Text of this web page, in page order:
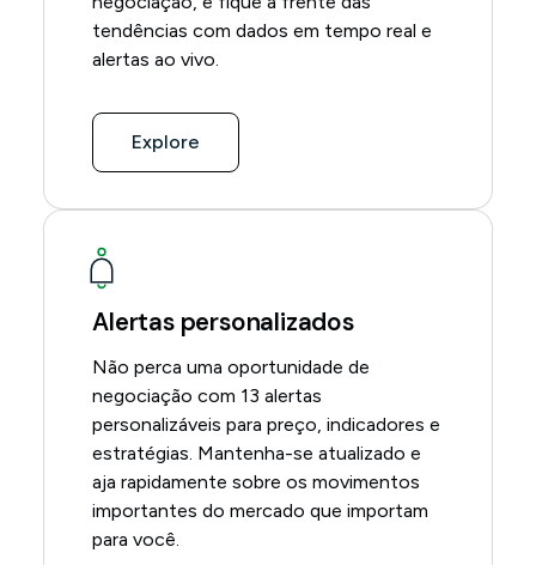
tendências com dados em tempo real e
alertas ao vivo.
Explore
Alertas personalizados
Não perca uma oportunidade de
negociação com 13 alertas
personalizáveis para preço, indicadores e
estratégias. Mantenha-se atualizado e
aja rapidamente sobre os movimentos
importantes do mercado que importam
para você.